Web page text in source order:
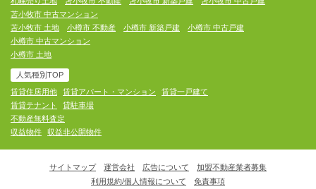
苫小牧市 中古マンション
苫小牧市 土地
小樽市 不動産 小樽市 新築戸建
小樽市 中古戸建
小樽市 中古マンション
小樽市 土地
人気種別TOP
賃貸住居用他
賃貸アパート・マンション
賃貸一戸建て
賃貸テナント
貸駐車場
不動産無料査定
収益物件
収益非公開物件
サイトマップ 運営会社 広告について
加盟不動産業者募集
利用規約/個人情報について
免責事項